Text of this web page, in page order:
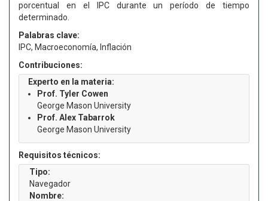
porcentual en el IPC durante un período de tiempo
determinado.
Palabras clave:
IPC, Macroeconomía, Inflación
Contribuciones:
Experto en la materia:
Prof. Tyler Cowen
George Mason University
Prof. Alex Tabarrok
George Mason University
Requisitos técnicos:
Tipo:
Navegador
Nombre: